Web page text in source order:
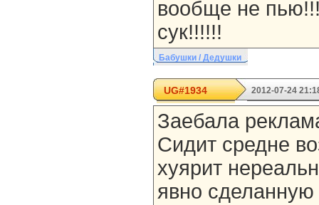
вообще не
сук!!!!!!
Бабушки / Дедушки
UG#1934 2012-07-24
Заебала
Сидит средне
хуярит
явно